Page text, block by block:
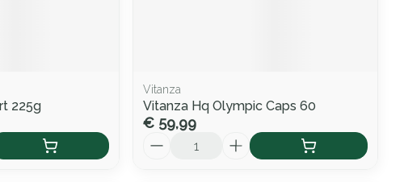
225g
Vitanza
Vitanza Hq Olympic Caps 60
€ 59,99